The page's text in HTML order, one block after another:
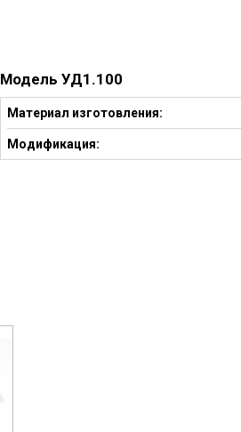
Модель УД1.100
Материал изготовления:
Модификация: